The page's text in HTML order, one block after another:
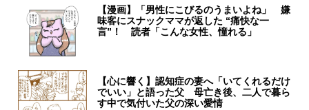
【漫画】「男性にこびるのうまいよね」 嫌
味客にスナックママが返した “痛快な一
言”！ 読者「こんな女性、憧れる」
【心に響く】認知症の妻へ「いてくれるだけ
でいい」と語った父 母亡き後、二人で暮ら
す中で気付いた父の深い愛情